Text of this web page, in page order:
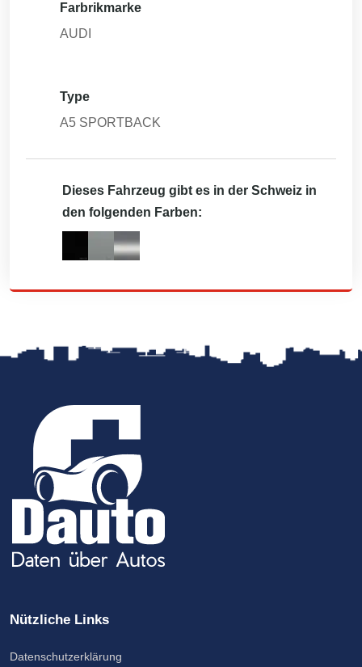
Farbrikmarke
AUDI
Type
A5 SPORTBACK
Dieses Fahrzeug gibt es in der Schweiz in
den folgenden Farben:
Nützliche Links
Datenschutzerklärung